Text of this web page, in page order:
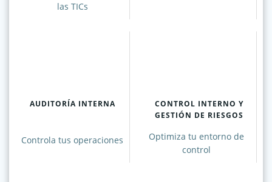
las TICs
AUDITORÍA INTERNA
Controla tus operaciones
CONTROL INTERNO Y
GESTIÓN DE RIESGOS
Optimiza tu entorno de
control